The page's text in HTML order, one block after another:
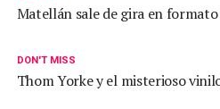
Matellán sale de gira en
DON'T MISS
Thom Yorke y el misterioso